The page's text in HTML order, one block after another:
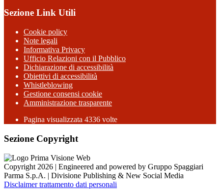
Sezione Link Utili
Cookie policy
Note legali
Informativa Privacy
Ufficio Relazioni con il Pubblico
Dichiarazione di accessibilità
Obiettivi di accessibilità
Whistleblowing
Gestione consensi cookie
Amministrazione trasparente
Pagina visualizzata 4336 volte
Sezione Copyright
Copyright 2026 | Engineered and powered by Gruppo Spaggiari
Parma S.p.A. | Divisione Publishing & New Social Media
Disclaimer trattamento dati personali